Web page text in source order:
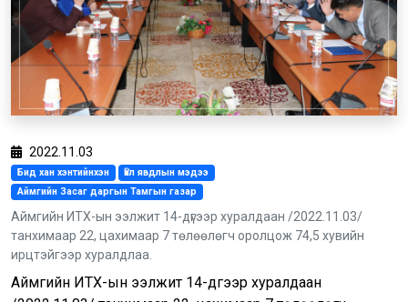
2022.11.03
Бид хан хэнтийнхэн
Үйл явдлын мэдээ
Аймгийн Засаг даргын Тамгын газар
Аймгийн ИТХ-ын ээлжит 14-дүгээр хуралдаан /2022.11.03/
танхимаар 22, цахимаар 7 төлөөлөгч оролцож 74,5 хувийн
ирцтэйгээр хуралдлаа.
Аймгийн ИТХ-ын ээлжит 14-дүгээр хуралдаан